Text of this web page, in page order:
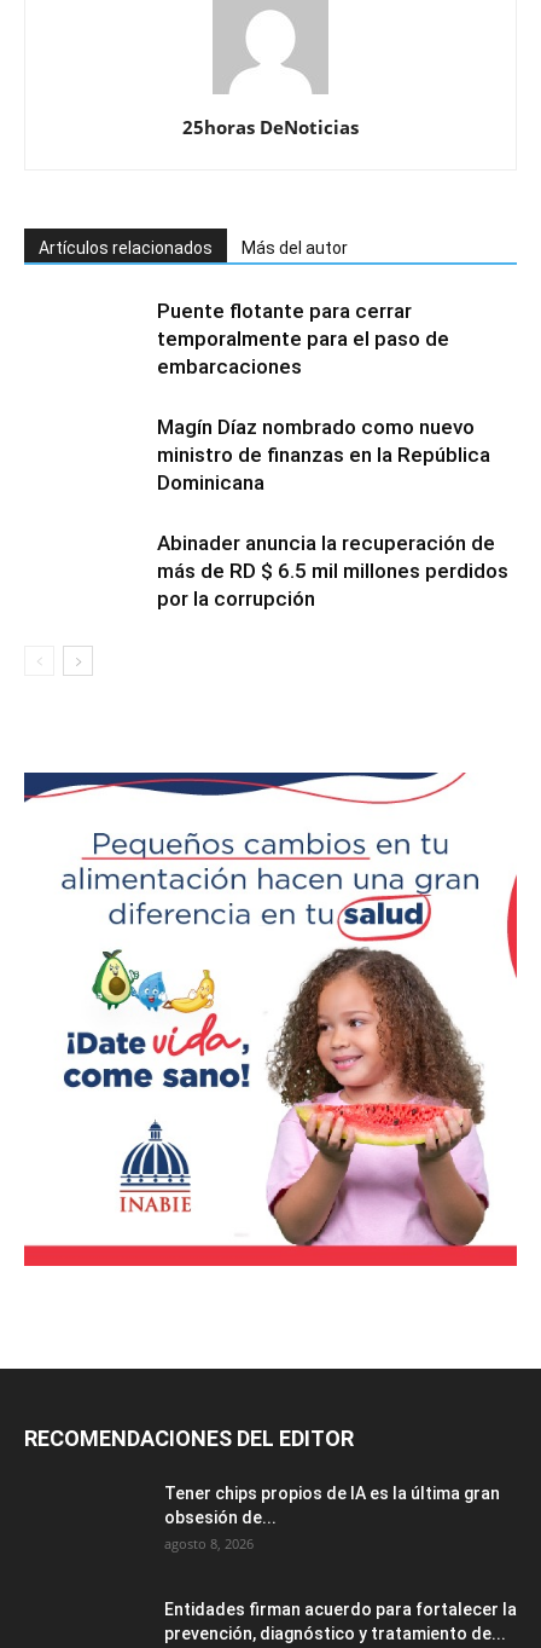
25horas DeNoticias
Artículos relacionados Más del autor
Puente flotante para cerrar
temporalmente para el paso de
embarcaciones
Magín Díaz nombrado como nuevo
ministro de finanzas en la República
Dominicana
Abinader anuncia la recuperación de
más de RD $ 6.5 mil millones perdidos
por la corrupción
RECOMENDACIONES DEL EDITOR
Tener chips propios de IA es la última gran
obsesión de...
agosto 8, 2026
Entidades firman acuerdo para fortalecer la
prevención, diagnóstico y tratamiento de...